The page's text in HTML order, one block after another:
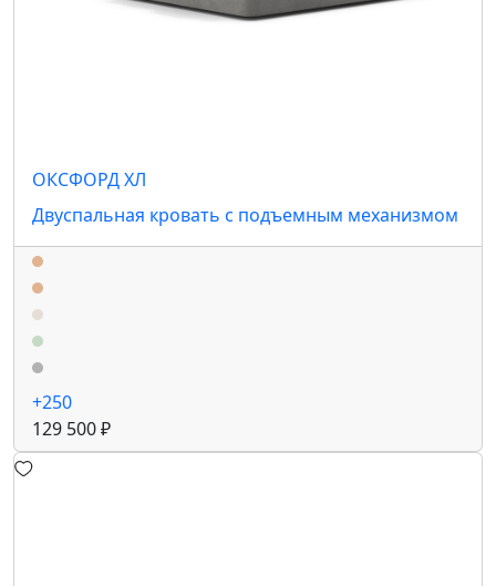
ОКСФОРД ХЛ
Двуспальная кровать с подъемным механизмом
+250
129 500 ₽